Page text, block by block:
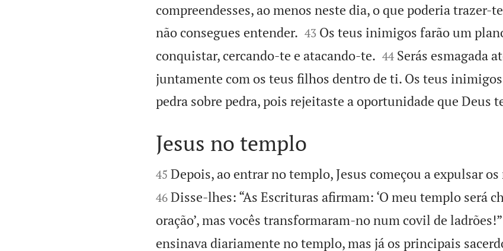
compreendesses, ao menos neste dia, o que poderia trazer-
não consegues entender.
43 Os teus inimigos farão um
conquistar, cercando-te e atacando-te.
44 Serás esmagada
juntamente com os teus filhos dentro de ti. Os teus
pedra sobre pedra, pois rejeitaste a oportunidade que Deus

Jesus no templo

45 Depois, ao entrar no templo, Jesus começou a expulsar
46 Disse-lhes: “As Escrituras afirmam: ‘O meu templo será
oração’, mas vocês transformaram-no num covil de ladrões!”
ensinava diariamente no templo, mas já os principais